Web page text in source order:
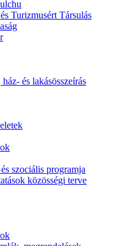
Turizmusért Társulás
és lakásösszeírás
szociális programja
közösségi terve